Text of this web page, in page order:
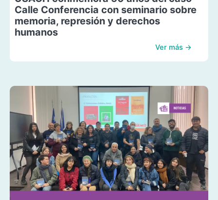
Calle Conferencia con seminario sobre
memoria, represión y derechos
humanos
Ver más →